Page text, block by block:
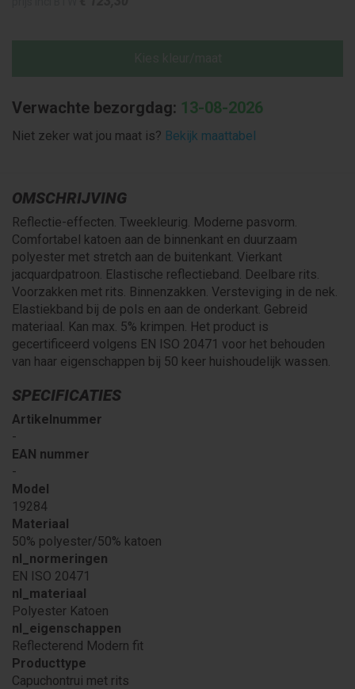
Verwachte bezorgdag: 13-08-2026
Niet zeker wat jou maat is? Bekijk maattabel
OMSCHRIJVING
Reflectie-effecten. Tweekleurig. Moderne pasvorm.
Comfortabel katoen aan de binnenkant en duurzaam
polyester met stretch aan de buitenkant. Vierkant
jacquardpatroon. Elastische reflectieband. Deelbare rits.
Voorzakken met rits. Binnenzakken. Versteviging in de nek.
Elastiekband bij de pols en aan de onderkant. Gebreid
materiaal. Kan max. 5% krimpen. Het product is
gecertificeerd volgens EN ISO 20471 voor het behouden
van haar eigenschappen bij 50 keer huishoudelijk wassen.
SPECIFICATIES
Artikelnummer
-
EAN nummer
-
Model
19284
Materiaal
50% polyester/50% katoen
nl_normeringen
EN ISO 20471
nl_materiaal
Polyester Katoen
nl_eigenschappen
Reflecterend Modern fit
Producttype
Capuchontrui met rits